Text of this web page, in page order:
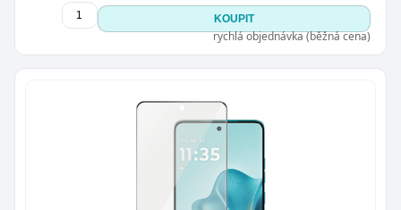
KOUPIT
rychlá objednávka (běžná cena)